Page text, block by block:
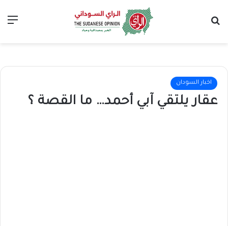
اخبار السودان
عقار يلتقي آبي أحمد… ما القصة ؟